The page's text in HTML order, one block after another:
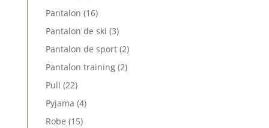
produits
Pantalon 1616
produits
Pantalon de ski 33
produits
Pantalon de sport 22
produits
Pantalon training 22
Pull 2222
produits
Pyjama 44
Robe 1515